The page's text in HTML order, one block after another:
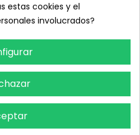
INTERESARLE
estas cookies y el
involucrados?